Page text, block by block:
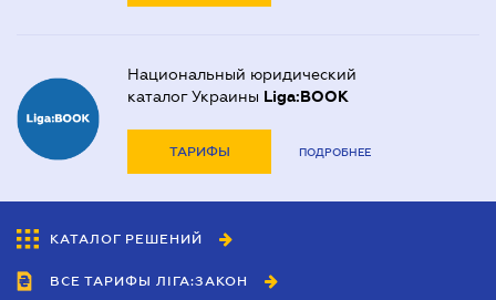
Национальный юридический
каталог Украины Liga:BOOK
ТАРИФЫ ПОДРОБНЕЕ
КАТАЛОГ РЕШЕНИЙ
ВСЕ ТАРИФЫ ЛІГА:ЗАКОН